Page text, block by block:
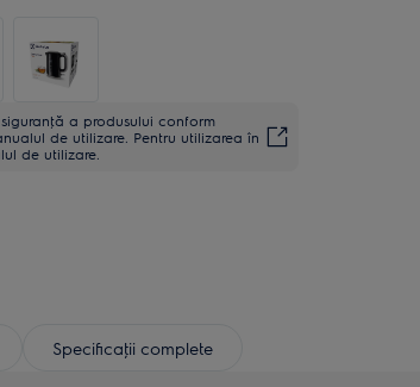
a produsului conform
de utilizare. Pentru utilizarea în
de utilizare.
Specificaţii complete